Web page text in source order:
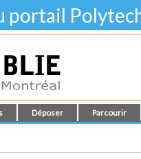
portail
Déposer Parcourir